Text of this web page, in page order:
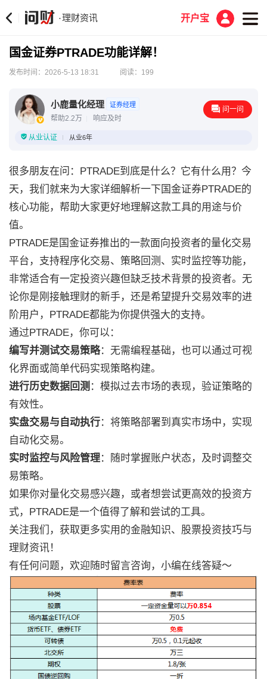
·理财资讯 开户宝
国金证券PTRADE功能详解！
发布时间：2026-5-13 18:31 阅读：199
小鹿量化经理 证券经理
帮助2.2万 响应及时
问一问
从业认证 从业6年
很多朋友在问：PTRADE到底是什么？它有什么用？今
天，我们就来为大家详细解析一下国金证券PTRADE的
核心功能，帮助大家更好地理解这款工具的用途与价
值。
PTRADE是国金证券推出的一款面向投资者的量化交易
平台，支持程序化交易、策略回测、实时监控等功能，
非常适合有一定投资兴趣但缺乏技术背景的投资者。无
论你是刚接触理财的新手，还是希望提升交易效率的进
阶用户，PTRADE都能为你提供强大的支持。
通过PTRADE，你可以：
编写并测试交易策略：无需编程基础，也可以通过可视
化界面或简单代码实现策略构建。
进行历史数据回测 ：模拟过去市场的表现，验证策略的
有效性。
实盘交易与自动执行：将策略部署到真实市场中，实现
自动化交易。
实时监控与风险管理：随时掌握账户状态，及时调整交
易策略。
如果你对量化交易感兴趣，或者想尝试更高效的投资方
式，PTRADE是一个值得了解和尝试的工具。
关注我们，获取更多实用的金融知识、股票投资技巧与
理财资讯！
有任何问题，欢迎随时留言咨询，小编在线答疑～